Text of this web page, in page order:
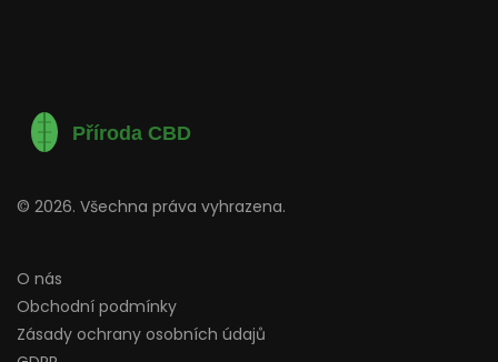
© 2026. Všechna práva vyhrazena.
O nás
Obchodní podmínky
Zásady ochrany osobních údajů